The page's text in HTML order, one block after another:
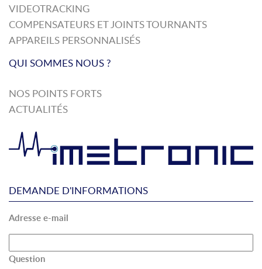
VIDEOTRACKING
COMPENSATEURS ET JOINTS TOURNANTS
APPAREILS PERSONNALISÉS
QUI SOMMES NOUS ?
NOS POINTS FORTS
ACTUALITÉS
DEMANDE D'INFORMATIONS
Adresse e-mail
Question